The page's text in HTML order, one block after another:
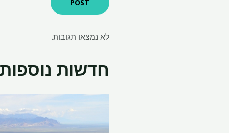
לא נמצאו תגובות.
חדשות נוספות